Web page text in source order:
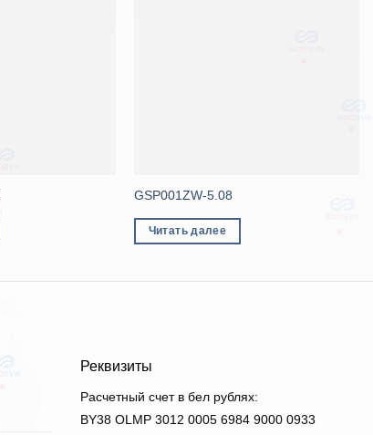
GSP001ZW-5.08
Читать далее
Реквизиты
Расчетный счет в бел рублях:
BY38 OLMP 3012 0005 6984 9000 0933